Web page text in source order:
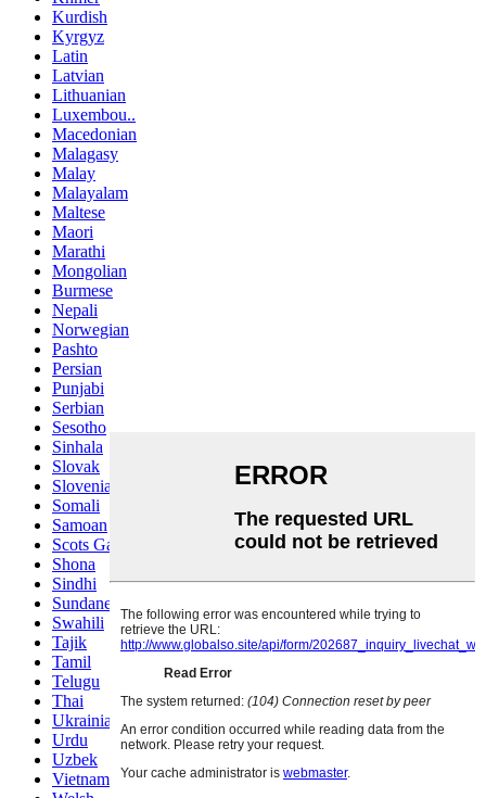
Kurdish
Kyrgyz
Latin
Latvian
Lithuanian
Luxembou..
Macedonian
Malagasy
Malay
Malayalam
Maltese
Maori
Marathi
Mongolian
Burmese
Nepali
Norwegian
Pashto
Persian
Punjabi
Serbian
Sesotho
Sinhala
Slovak
Slovenian
Somali
Samoan
Scots Gaelic
Shona
Sindhi
Sundanese
Swahili
Tajik
Tamil
Telugu
Thai
Ukrainian
Urdu
Uzbek
Vietnamese